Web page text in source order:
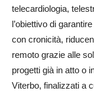
telecardiologia,
l’obiettivo di
con cronicità,
remoto grazie alle
progetti già in atto o
Viterbo, finalizzati a